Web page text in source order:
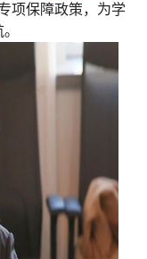
项保障政策，为学